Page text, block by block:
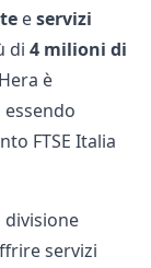
eservizi
di 4 milioni di
è
FTSE Italia
divisione
servizi